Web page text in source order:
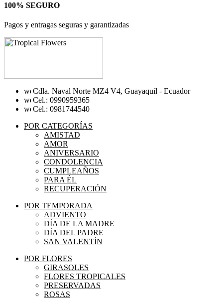
100% SEGURO
Pagos y entragas seguras y garantizadas
Cdla. Naval Norte MZ4 V4, Guayaquil - Ecuador
Cel.: 0990959365
Cel.: 0981744540
POR CATEGORÍAS
AMISTAD
AMOR
ANIVERSARIO
CONDOLENCIA
CUMPLEAÑOS
PARA ÉL
RECUPERACIÓN
POR TEMPORADA
ADVIENTO
DÍA DE LA MADRE
DÍA DEL PADRE
SAN VALENTÍN
POR FLORES
GIRASOLES
FLORES TROPICALES
PRESERVADAS
ROSAS